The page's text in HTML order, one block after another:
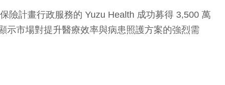
險計畫行政服務的 Yuzu Health 成功募得 3,500 萬
示市場對提升醫療效率與病患照護方案的強烈需